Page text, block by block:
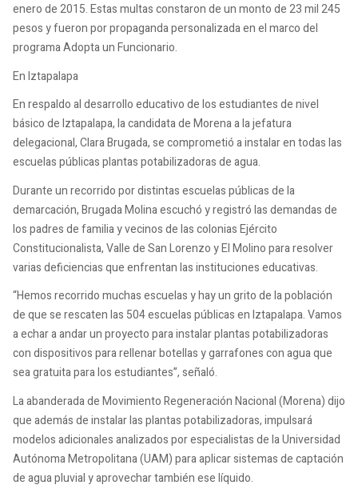
enero de 2015. Estas multas constaron de un monto de 23 mil 245
pesos y fueron por propaganda personalizada en el marco del
programa Adopta un Funcionario.
En Iztapalapa
En respaldo al desarrollo educativo de los estudiantes de nivel
básico de Iztapalapa, la candidata de Morena a la jefatura
delegacional, Clara Brugada, se comprometió a instalar en todas las
escuelas públicas plantas potabilizadoras de agua.
Durante un recorrido por distintas escuelas públicas de la
demarcación, Brugada Molina escuchó y registró las demandas de
los padres de familia y vecinos de las colonias Ejército
Constitucionalista, Valle de San Lorenzo y El Molino para resolver
varias deficiencias que enfrentan las instituciones educativas.
“Hemos recorrido muchas escuelas y hay un grito de la población
de que se rescaten las 504 escuelas públicas en Iztapalapa. Vamos
a echar a andar un proyecto para instalar plantas potabilizadoras
con dispositivos para rellenar botellas y garrafones con agua que
sea gratuita para los estudiantes”, señaló.
La abanderada de Movimiento Regeneración Nacional (Morena) dijo
que además de instalar las plantas potabilizadoras, impulsará
modelos adicionales analizados por especialistas de la Universidad
Autónoma Metropolitana (UAM) para aplicar sistemas de captación
de agua pluvial y aprovechar también ese líquido.